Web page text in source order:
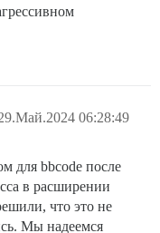
06:28:49
для bbcode после
в расширении
что это не
Мы надеемся